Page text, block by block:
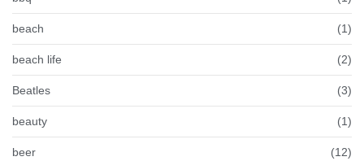
beach (1)
beach life (2)
Beatles (3)
beauty (1)
beer (12)